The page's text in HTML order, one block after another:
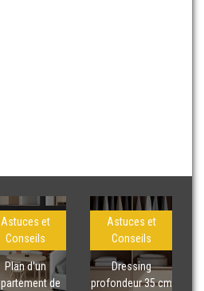
Astuces et
Conseils
Plan d'un
de
Astuces et
Conseils
Dressing
profondeur 35 cm